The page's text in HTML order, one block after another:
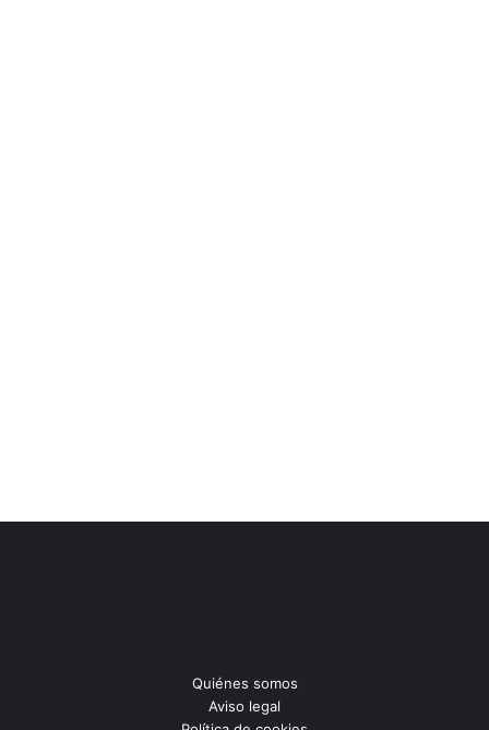
Quiénes somos
Aviso legal